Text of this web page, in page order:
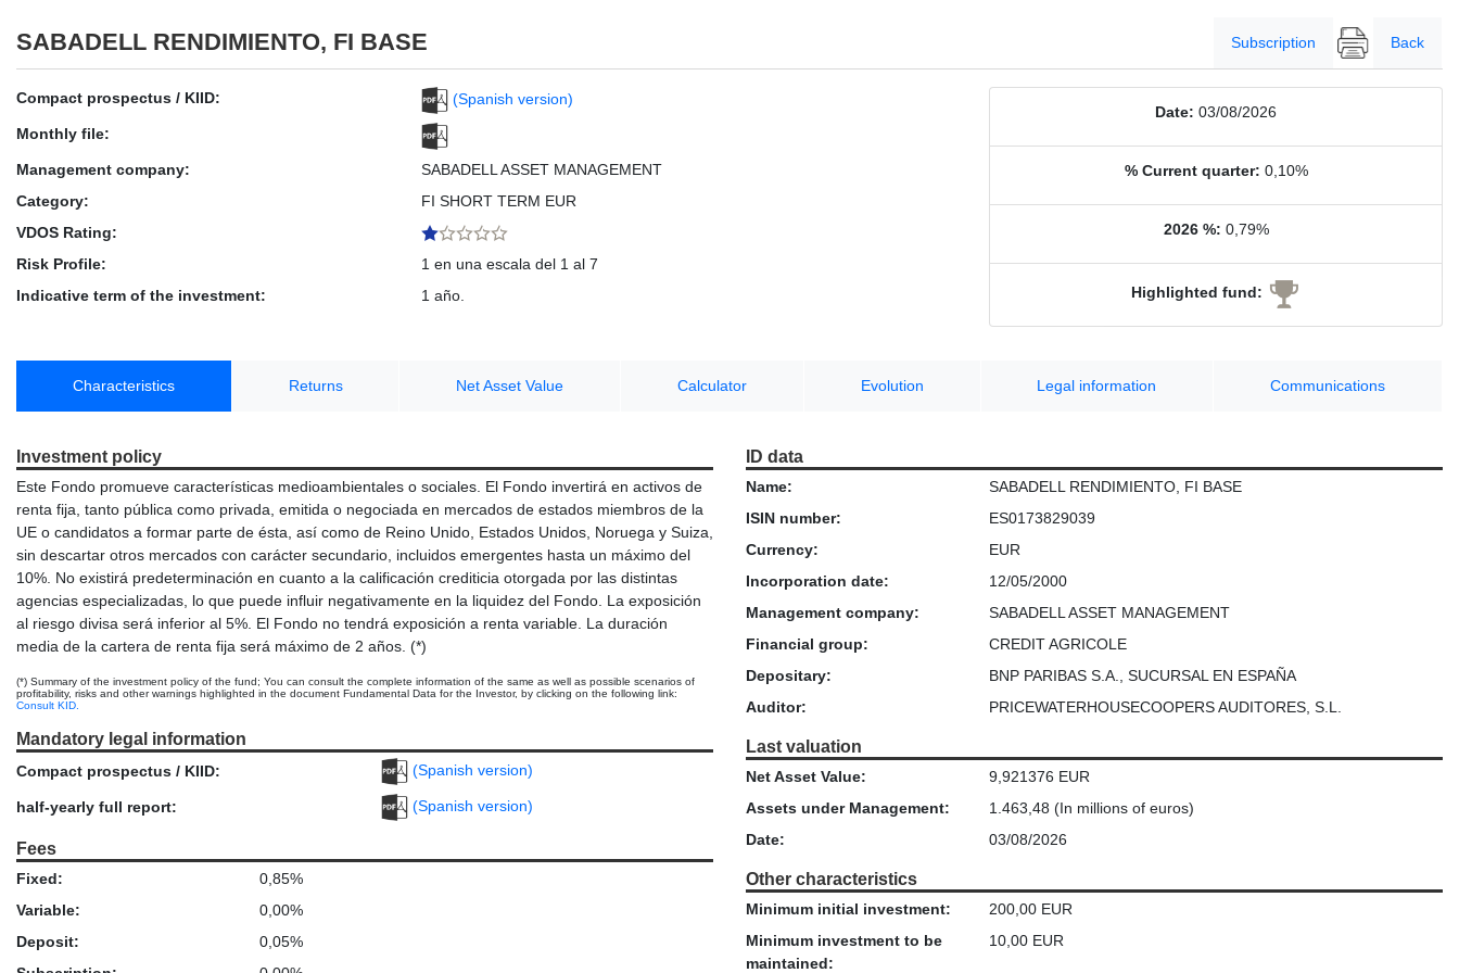
SABADELL RENDIMIENTO, FI BASE Subscription Back
Compact prospectus / KIID:
(Spanish version)
Monthly file:
Management company:
SABADELL ASSET MANAGEMENT
Category:
FI SHORT TERM EUR
VDOS Rating:
Risk Profile:
1 en una escala del 1 al 7
Indicative term of the investment:
1 año.
Date: 03/08/2026
% Current quarter: 0,10%
2026 %: 0,79%
Highlighted fund:
Characteristics Returns Net Asset Value Calculator Evolution Legal information Communications
Investment policy
Este Fondo promueve características medioambientales o sociales. El Fondo invertirá en activos de
renta fija, tanto pública como privada, emitida o negociada en mercados de estados miembros de la
UE o candidatos a formar parte de ésta, así como de Reino Unido, Estados Unidos, Noruega y Suiza,
sin descartar otros mercados con carácter secundario, incluidos emergentes hasta un máximo del
10%. No existirá predeterminación en cuanto a la calificación crediticia otorgada por las distintas
agencias especializadas, lo que puede influir negativamente en la liquidez del Fondo. La exposición
al riesgo divisa será inferior al 5%. El Fondo no tendrá exposición a renta variable. La duración
media de la cartera de renta fija será máximo de 2 años. (*)
(*) Summary of the investment policy of the fund; You can consult the complete information of the same as well as possible scenarios of
profitability, risks and other warnings highlighted in the document Fundamental Data for the Investor, by clicking on the following link:
Consult KID.
Mandatory legal information
Compact prospectus / KIID: (Spanish version)
half-yearly full report: (Spanish version)
Fees
Fixed:
0,85%
Variable:
0,00%
Deposit:
0,05%
ID data
Name:
SABADELL RENDIMIENTO, FI BASE
ISIN number:
ES0173829039
Currency:
EUR
Incorporation date:
12/05/2000
Management company:
SABADELL ASSET MANAGEMENT
Financial group:
CREDIT AGRICOLE
Depositary:
BNP PARIBAS S.A., SUCURSAL EN ESPAÑA
Auditor:
PRICEWATERHOUSECOOPERS AUDITORES, S.L.
Last valuation
Net Asset Value:
9,921376 EUR
Assets under Management:
1.463,48 (In millions of euros)
Date:
03/08/2026
Other characteristics
Minimum initial investment:
200,00 EUR
Minimum investment to be
maintained:
10,00 EUR